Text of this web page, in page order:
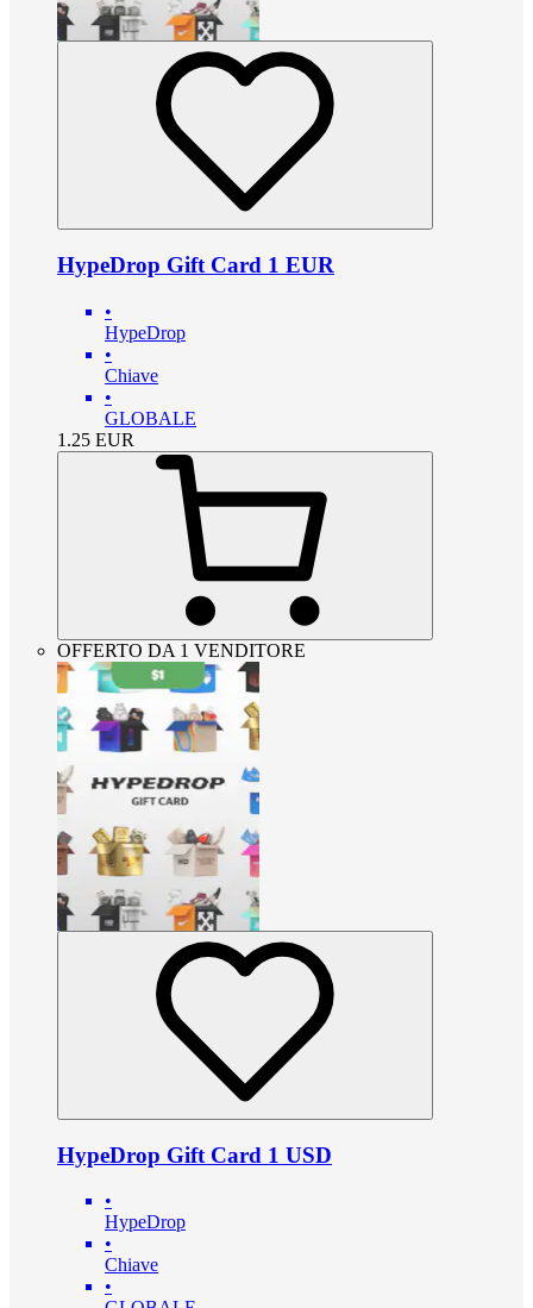
HypeDrop Gift Card 1 EUR
•
HypeDrop
•
Chiave
•
GLOBALE
1.25 EUR
OFFERTO DA 1 VENDITORE
HypeDrop Gift Card 1 USD
•
HypeDrop
•
Chiave
•